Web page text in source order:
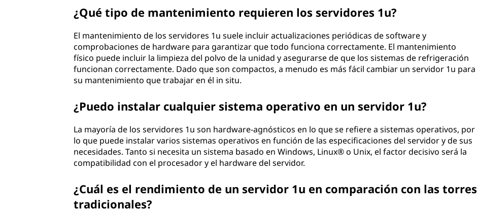
¿Qué tipo de mantenimiento requieren los servidores 1u?
El mantenimiento de los servidores 1u suele incluir actualizaciones periódicas de software y
comprobaciones de hardware para garantizar que todo funciona correctamente. El mantenimiento
físico puede incluir la limpieza del polvo de la unidad y asegurarse de que los sistemas de refrigeración
funcionan correctamente. Dado que son compactos, a menudo es más fácil cambiar un servidor 1u para
su mantenimiento que trabajar en él in situ.
¿Puedo instalar cualquier sistema operativo en un servidor 1u?
La mayoría de los servidores 1u son hardware-agnósticos en lo que se refiere a sistemas operativos, por
lo que puede instalar varios sistemas operativos en función de las especificaciones del servidor y de sus
necesidades. Tanto si necesita un sistema basado en Windows, Linux® o Unix, el factor decisivo será la
compatibilidad con el procesador y el hardware del servidor.
¿Cuál es el rendimiento de un servidor 1u en comparación con las torres
tradicionales?